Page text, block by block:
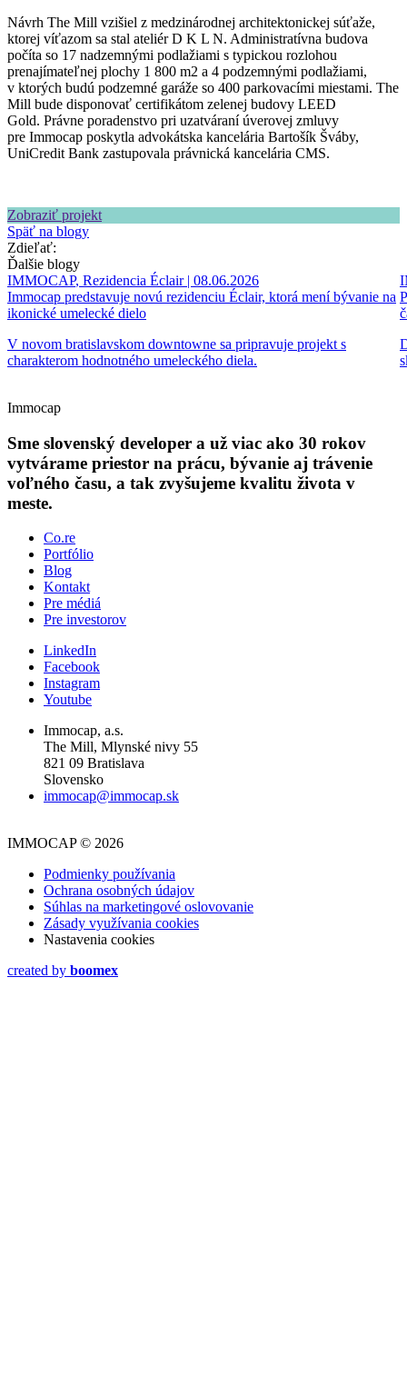
Návrh The Mill vzišiel z medzinárodnej architektonickej súťaže,
ktorej víťazom sa stal ateliér D K L N. Administratívna budova
počíta so 17 nadzemnými podlažiami s typickou rozlohou
prenajímateľnej plochy 1 800 m2 a 4 podzemnými podlažiami,
v ktorých budú podzemné garáže so 400 parkovacími miestami. The
Mill bude disponovať certifikátom zelenej budovy LEED
Gold. Právne poradenstvo pri uzatváraní úverovej zmluvy
pre Immocap poskytla advokátska kancelária Bartošík Šváby,
UniCredit Bank zastupovala právnická kancelária CMS.
Zobraziť projekt
Späť na blogy
Zdieľať:
Ďalšie blogy
IMMOCAP, Rezidencia Éclair| 08.06.2026
Immocap predstavuje novú rezidenciu Éclair, ktorá mení bývanie na
ikonické umelecké dielo
V novom bratislavskom downtowne sa pripravuje projekt s
charakterom hodnotného umeleckého diela.
Immocap
Sme slovenský developer a už viac ako 30 rokov
vytvárame priestor na prácu, bývanie aj trávenie
voľného času, a tak zvyšujeme kvalitu života v
meste.
Co.re
Portfólio
Blog
Kontakt
Pre médiá
Pre investorov
LinkedIn
Facebook
Instagram
Youtube
Immocap, a.s.
The Mill, Mlynské nivy 55
821 09 Bratislava
Slovensko
immocap@immocap.sk
IMMOCAP © 2026
Podmienky používania
Ochrana osobných údajov
Súhlas na marketingové oslovovanie
Zásady využívania cookies
Nastavenia cookies
created by boomex